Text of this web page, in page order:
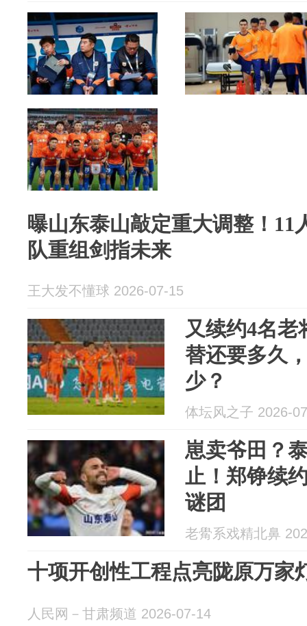
曝山东泰山敲定重大调整！11
队重组剑指未来
王大发不懂球 2026-07-15
又续约4名
替还要多久
少？
体坛风之子 2026-
崽卖爷田？
止！郑铮续
谜团
老觷系戏精北鼻
十项开创性工程点亮陇原万家
人民网－甘肃频道 2026-07-14